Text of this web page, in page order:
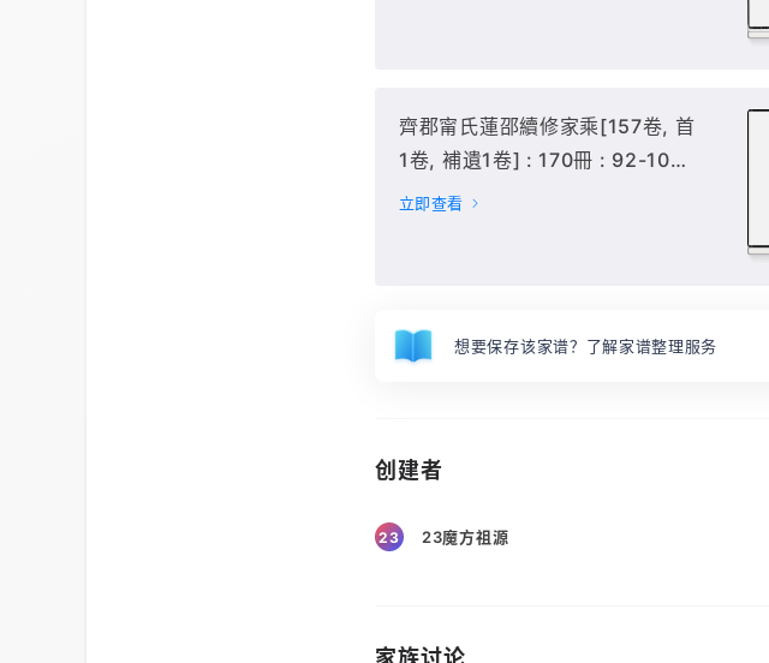
齊郡甯氏蓮邵續修家乘[157卷, 首
1卷, 補遺1卷] : 170冊 : 92-103
冊(卷87-98),
立即查看
想要保存该家谱？了解家谱整理服务
创建者
23 23魔方祖源
家族讨论